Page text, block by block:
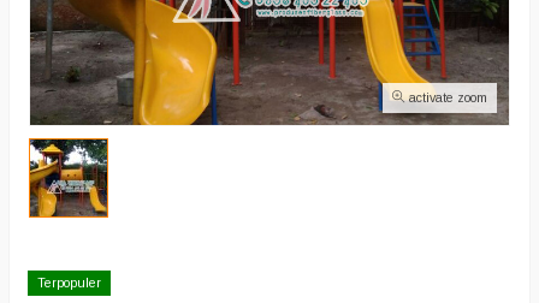
activate zoom
Terpopuler